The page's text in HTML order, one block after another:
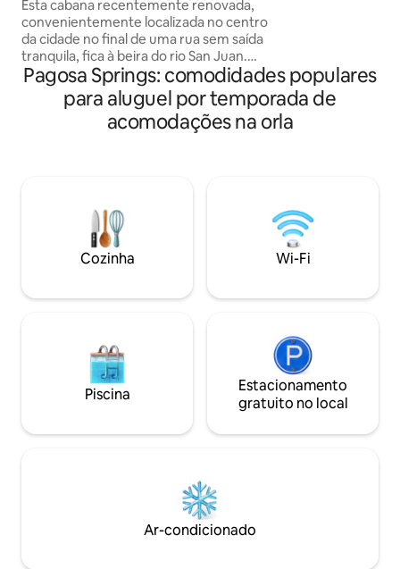
Esta cabana recentemente renovada,
convenientemente localizada no centro
da cidade no final de uma rua sem saída
tranquila, fica à beira do rio San Juan.
Pescadores e aventureiros vão adorar o
fácil acesso ao rio logo após o convés
traseiro, e caminhantes, ciclistas e
golfistas de disco vão desfrutar do
na área de esqui de Wolf Creek, e as
fontes termais geotérmicas ricas em
minerais de Pagosa estão a apenas um
quarteirão de distância.
termais do
km de distância.
Pagosa Springs: comodidades populares
para aluguel por temporada de
acomodações na orla
Cozinha Wi-Fi
Piscina
Estacionamento
gratuito no local
Ar-condicionado